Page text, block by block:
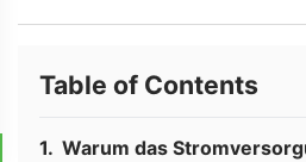
Table of Contents
Warum das